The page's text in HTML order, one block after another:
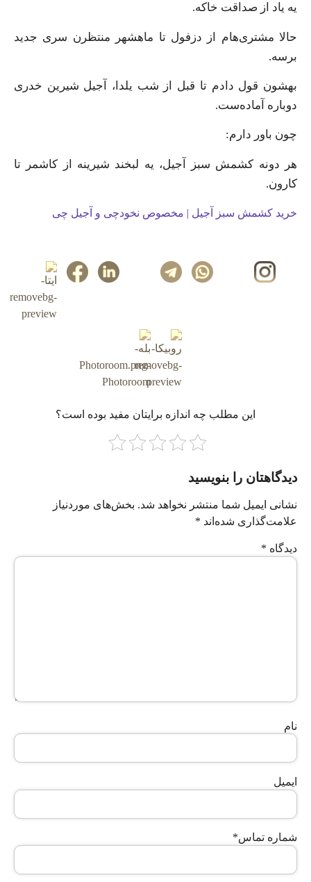
یه یاد از صداقت خاکه.
حالا مشتری‌هام از دزفول تا ماهشهر منتظرن سری جدید
برسه.
بهشون قول دادم تا قبل از شب یلدا، آجیل شیرین خدری
دوباره آماده‌ست.
چون باور دارم:
هر دونه کشمش سبز آجیل، یه لبخند شیرینه از کاشمر تا
کارون.
خرید کشمش سبز آجیل | مخصوص نخودچی و آجیل چی
این مطلب چه‌ اندازه برایتان مفید بوده است؟
دیدگاهتان را بنویسید
نشانی ایمیل شما منتشر نخواهد شد. بخش‌های موردنیاز
علامت‌گذاری شده‌اند *
دیدگاه *
نام
ایمیل
شماره تماس*